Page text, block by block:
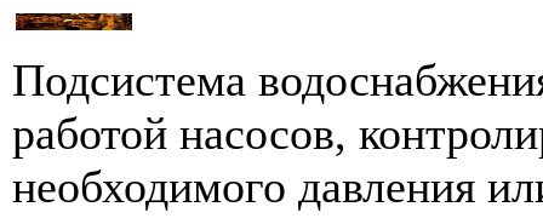
Подсистема
работой насосов,
необходимого давления